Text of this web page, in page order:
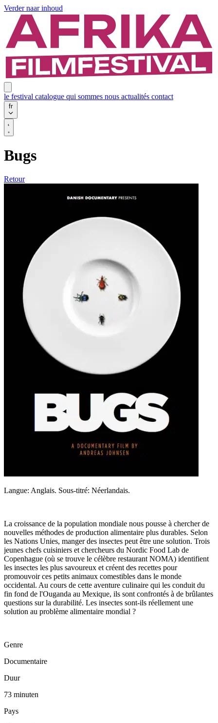
Verder naar inhoud
le festival catalogue qui sommes nous actualités contact
fr
Bugs
Retour
Langue: Anglais. Sous-titré: Néerlandais.
La croissance de la population mondiale nous pousse à chercher de
nouvelles méthodes de production alimentaire plus durables. Selon
les Nations Unies, manger des insectes peut être une solution. Trois
jeunes chefs cuisiniers et chercheurs du Nordic Food Lab de
Copenhague (où se trouve le célèbre restaurant NOMA) identifient
les insectes les plus savoureux et créent des recettes pour
promouvoir ces petits animaux comestibles dans le monde
occidental. Au cours de cette aventure culinaire qui les conduit du
fin fond de l'Ouganda au Mexique, ils sont confrontés à de brûlantes
questions sur la durabilité. Les insectes sont-ils réellement une
solution au problème alimentaire mondial ?
Genre
Documentaire
Duur
73 minuten
Pays